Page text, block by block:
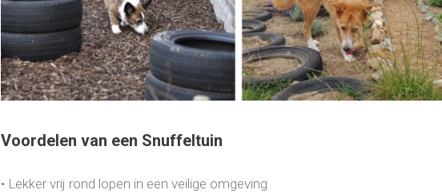
Voordelen van een Snuffeltuin
• Lekker vrij rond lopen in een veilige omgeving